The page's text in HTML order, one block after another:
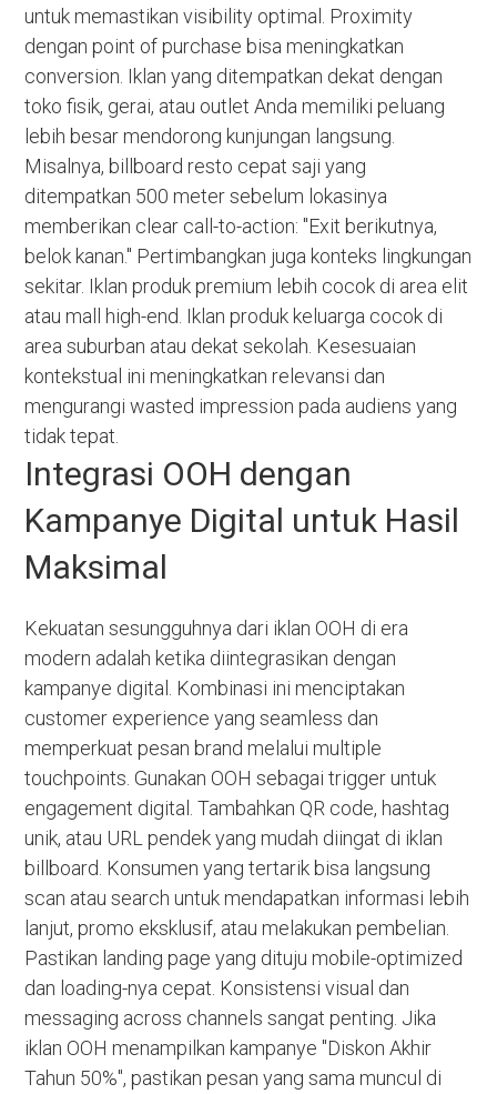
untuk memastikan visibility optimal. Proximity
dengan point of purchase bisa meningkatkan
conversion. Iklan yang ditempatkan dekat dengan
toko fisik, gerai, atau outlet Anda memiliki peluang
lebih besar mendorong kunjungan langsung.
Misalnya, billboard resto cepat saji yang
ditempatkan 500 meter sebelum lokasinya
memberikan clear call-to-action: "Exit berikutnya,
belok kanan." Pertimbangkan juga konteks lingkungan
sekitar. Iklan produk premium lebih cocok di area elit
atau mall high-end. Iklan produk keluarga cocok di
area suburban atau dekat sekolah. Kesesuaian
kontekstual ini meningkatkan relevansi dan
mengurangi wasted impression pada audiens yang
tidak tepat.
Integrasi OOH dengan
Kampanye Digital untuk Hasil
Maksimal
Kekuatan sesungguhnya dari iklan OOH di era
modern adalah ketika diintegrasikan dengan
kampanye digital. Kombinasi ini menciptakan
customer experience yang seamless dan
memperkuat pesan brand melalui multiple
touchpoints. Gunakan OOH sebagai trigger untuk
engagement digital. Tambahkan QR code, hashtag
unik, atau URL pendek yang mudah diingat di iklan
billboard. Konsumen yang tertarik bisa langsung
scan atau search untuk mendapatkan informasi lebih
lanjut, promo eksklusif, atau melakukan pembelian.
Pastikan landing page yang dituju mobile-optimized
dan loading-nya cepat. Konsistensi visual dan
messaging across channels sangat penting. Jika
iklan OOH menampilkan kampanye "Diskon Akhir
Tahun 50%", pastikan pesan yang sama muncul di